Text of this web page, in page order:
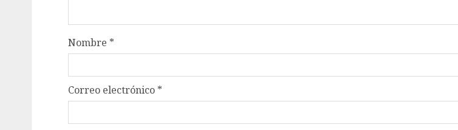
Nombre *
Correo electrónico *